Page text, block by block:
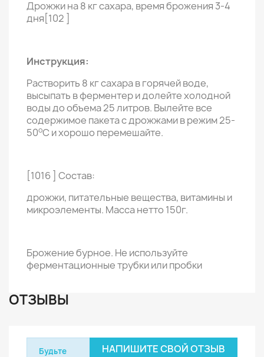
Дрожжи на 8 кг сахара, время брожения 3-4
дня[102 ]
Инструкция:
Растворить 8 кг сахара в горячей воде,
высыпать в ферментер и долейте холодной
воды до объема 25 литров. Вылейте все
содержимое пакета с дрожжами в режим 25-
50oC и хорошо перемешайте.
[1016 ] Состав:
дрожжи, питательные вещества, витамины и
микроэлементы. Масса нетто 150г.
Брожение бурное. Не используйте
ферментационные трубки или пробки
ОТЗЫВЫ
НАПИШИТЕ СВОЙ ОТЗЫВ
Будьте